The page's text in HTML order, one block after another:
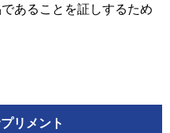
あることを証しするため
リメント